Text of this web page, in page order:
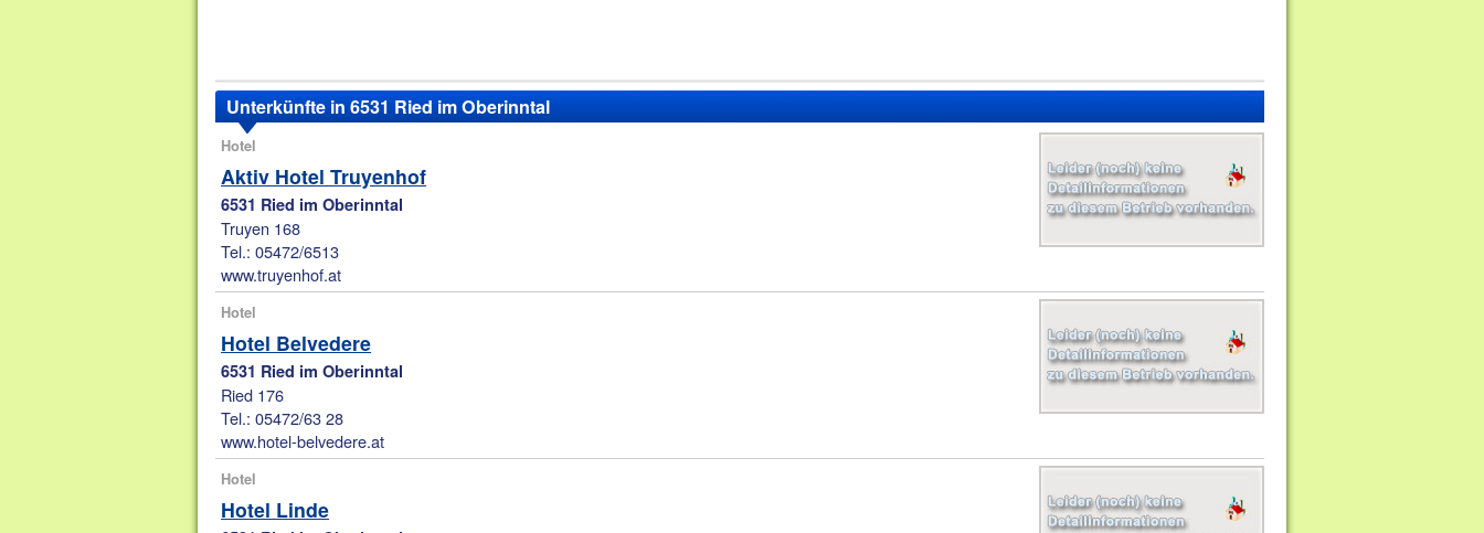
Unterkünfte in 6531 Ried im Oberinntal
Hotel
Aktiv Hotel Truyenhof
6531 Ried im Oberinntal
Truyen 168
Tel.: 05472/6513
www.truyenhof.at
Hotel
Hotel Belvedere
6531 Ried im Oberinntal
Ried 176
Tel.: 05472/63 28
www.hotel-belvedere.at
Hotel
Hotel Linde